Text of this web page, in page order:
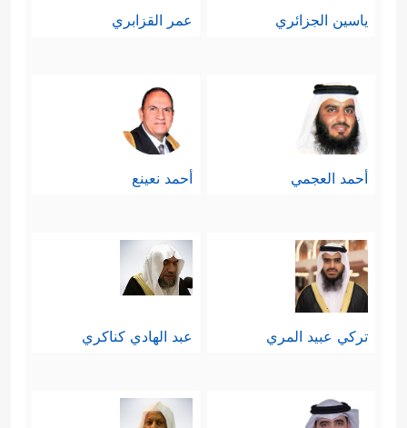
ياسين الجزائري عمر القزابري
أحمد العجمي أحمد نعينع
تركي عبيد المري عبد الهادي كناكري